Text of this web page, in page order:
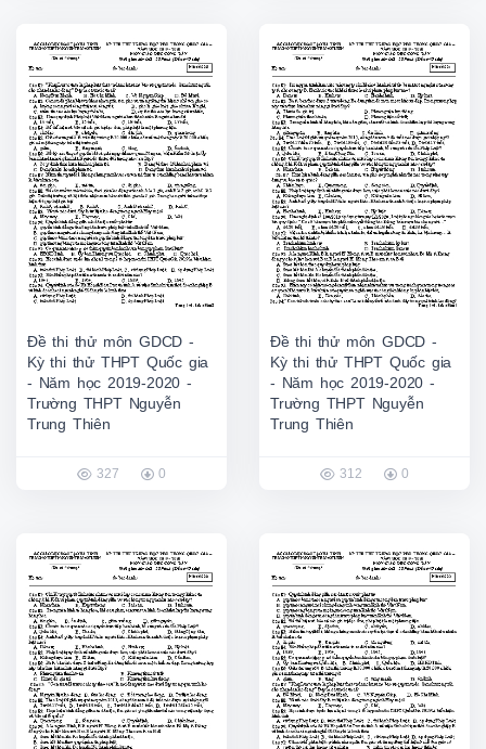
Đề thi thử môn GDCD -
Kỳ thi thử THPT Quốc gia
- Năm học 2019-2020 -
Trường THPT Nguyễn
Trung Thiên
327 0
Đề thi thử môn GDCD -
Kỳ thi thử THPT Quốc gia
- Năm học 2019-2020 -
Trường THPT Nguyễn
Trung Thiên
312 0